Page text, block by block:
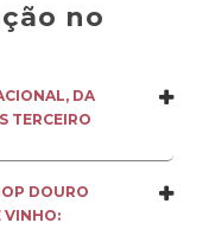
no
DA
TERCEIRO
DOURO
VINHO: